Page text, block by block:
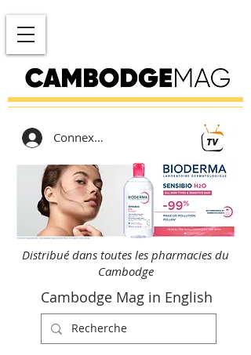
Connexion
Distribué dans toutes les pharmacies du
Cambodge
Cambodge Mag in English